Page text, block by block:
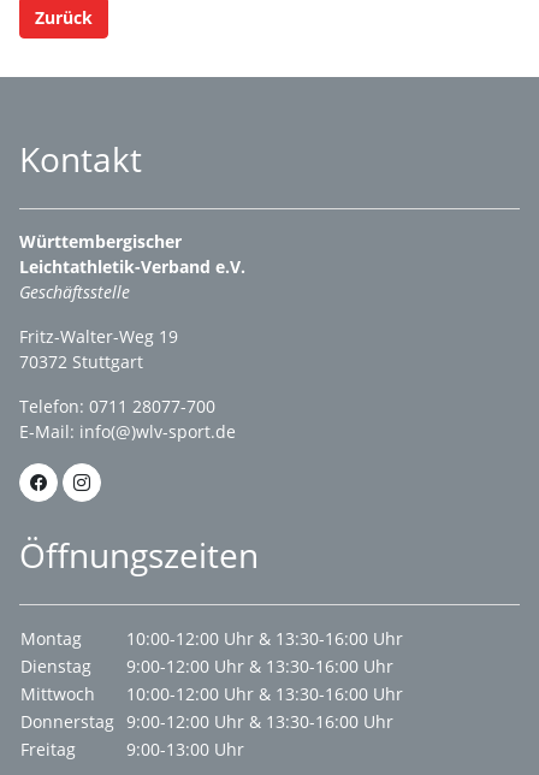
Zurück
Kontakt
Württembergischer
Leichtathletik-Verband e.V.
Geschäftsstelle
Fritz-Walter-Weg 19
70372 Stuttgart
Telefon: 0711 28077-700
E-Mail: info(@)wlv-sport.de
Öffnungszeiten
Montag
10:00-12:00 Uhr & 13:30-16:00 Uhr
Dienstag
9:00-12:00 Uhr & 13:30-16:00 Uhr
Mittwoch
10:00-12:00 Uhr & 13:30-16:00 Uhr
Donnerstag 9:00-12:00 Uhr & 13:30-16:00 Uhr
Freitag
9:00-13:00 Uhr